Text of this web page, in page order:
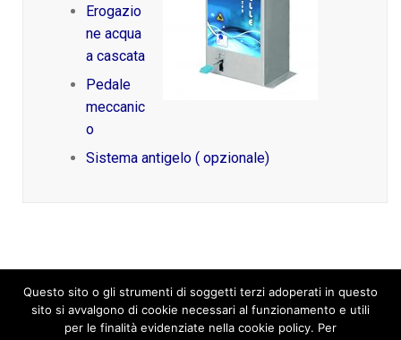
Erogazio
ne acqua
a cascata
Pedale
meccanic
o
Sistema antigelo ( opzionale)
Questo sito o gli strumenti di soggetti terzi adoperati in questo
sito si avvalgono di cookie necessari al funzionamento e utili
per le finalità evidenziate nella cookie policy. Per